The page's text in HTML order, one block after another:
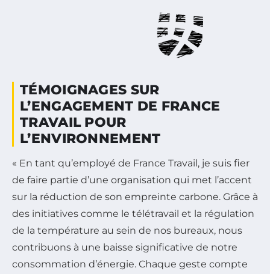
TÉMOIGNAGES SUR
L’ENGAGEMENT DE FRANCE
TRAVAIL POUR
L’ENVIRONNEMENT
« En tant qu’employé de France Travail, je suis fier
de faire partie d’une organisation qui met l’accent
sur la réduction de son empreinte carbone. Grâce à
des initiatives comme le télétravail et la régulation
de la température au sein de nos bureaux, nous
contribuons à une baisse significative de notre
consommation d’énergie. Chaque geste compte